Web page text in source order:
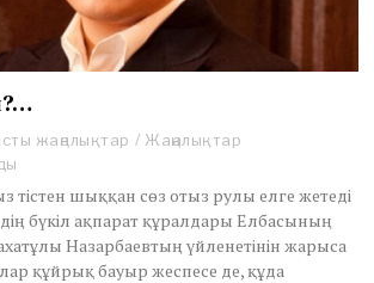
жаңалықтар / Жаңалықтар
тістен шыққан сөз отыз рулы елге жетеді
бүкіл ақпарат құралдары Елбасының
Назарбаевтың үйленетінін жарыса
құйрық бауыр жеспесе де, құда